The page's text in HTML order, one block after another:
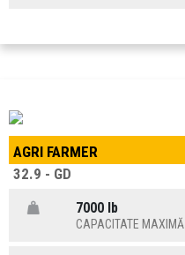
AGRI FARMER
32.9 - GD
7000 lb
CAPACITATE MAXIMĂ